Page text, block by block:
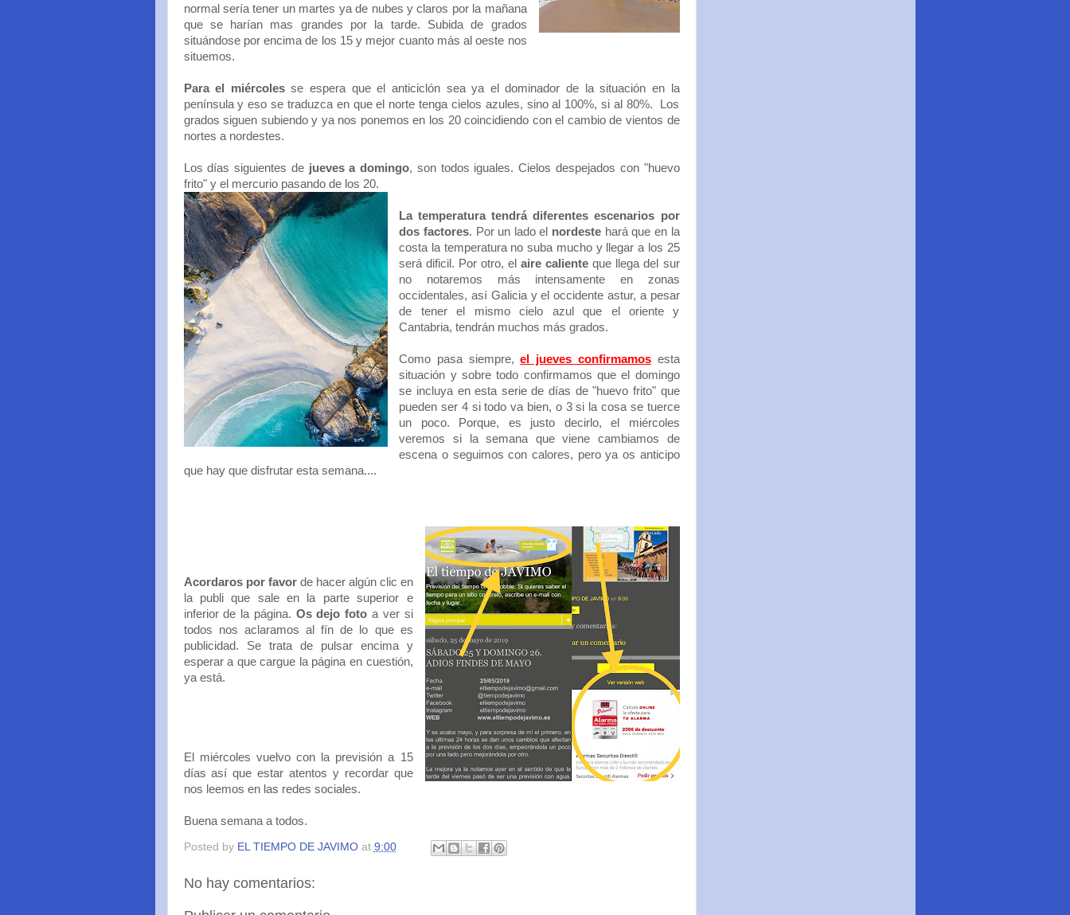
normal sería tener un martes ya de nubes y claros por la mañana
que se harían mas grandes por la tarde. Subida de grados
situándose por encima de los 15 y mejor cuanto más al oeste nos
situemos.
Para el miércolesse espera que el anticiclón sea ya el dominador de la situación en la
península y eso se traduzca en que el norte tenga cielos azules, sino al 100%, si al 80%. Los
grados siguen subiendo y ya nos ponemos en los 20 coincidiendo con el cambio de vientos de
nortes a nordestes.
Los días siguientes de jueves a domingo, son todos iguales. Cielos despejados con "huevo
frito" y el mercurio pasando de los 20.
La temperatura tendrá diferentes escenarios por
dos factores. Por un lado el nordeste hará que en la
costa la temperatura no suba mucho y llegar a los 25
será dificil. Por otro, elaire caliente que llega del sur
no notaremos más intensamente en zonas
occidentales, así Galicia y el occidente astur, a pesar
de tener el mismo cielo azul que el oriente y
Cantabria, tendrán muchos más grados.
Como pasa siempre,el jueves confirmamosesta
situación y sobre todo confirmamos que el domingo
se incluya en esta serie de días de "huevo frito" que
pueden ser 4 si todo va bien, o 3 si la cosa se tuerce
un poco. Porque, es justo decirlo, el miércoles
veremos si la semana que viene cambiamos de
escena o seguimos con calores, pero ya os anticipo
que hay que disfrutar esta semana....
Acordaros por favorde hacer algún clic en
la publi que sale en la parte superior e
inferior de la página. Os dejo foto a ver si
todos nos aclaramos al fín de lo que es
publicidad. Se trata de pulsar encima y
esperar a que cargue la página en cuestión,
ya está.
El miércoles vuelvo con la previsión a 15
días así que estar atentos y recordar que
nos leemos en las redes sociales.
Buena semana a todos.
Posted by EL TIEMPO DE JAVIMO at 9:00
No hay comentarios: